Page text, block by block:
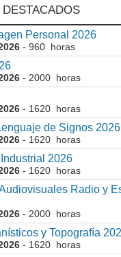
Personal 2026
- 960 horas
- 2000 horas
- 1620 horas
de Signos 2026
- 1620 horas
2026
- 1620 horas
Radio y
- 2000 horas
y Topografía
- 1620 horas